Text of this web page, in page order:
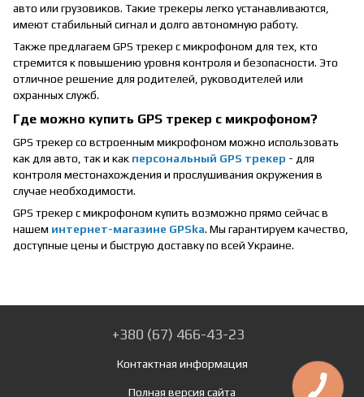
авто или грузовиков. Такие трекеры легко устанавливаются,
имеют стабильный сигнал и долго автономную работу.
Также предлагаем GPS трекер с микрофоном для тех, кто
стремится к повышению уровня контроля и безопасности. Это
отличное решение для родителей, руководителей или
охранных служб.
Где можно купить GPS трекер с микрофоном?
GPS трекер со встроенным микрофоном можно использовать
как для авто, так и как персональный GPS трекер - для
контроля местонахождения и прослушивания окружения в
случае необходимости.
GPS трекер с микрофоном купить возможно прямо сейчас в
нашем интернет-магазине GPSka. Мы гарантируем качество,
доступные цены и быструю доставку по всей Украине.
+380 (67) 466-43-23
Контактная информация
Полная версия сайта